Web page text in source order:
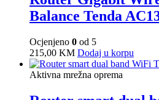
Balance Tenda
Ocjenjeno 0 od 5
215,00 KM Dodaj u korpu
Aktivna mrežna oprema